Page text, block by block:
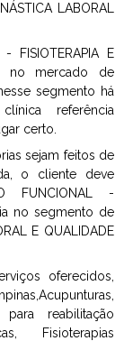
LABORAL
FISIOTERAPIA E
no mercado de
segmento há
referência
certo.
sejam feitos de
o cliente deve
FUNCIONAL -
no segmento de
E QUALIDADE
oferecidos,
para reabilitação
Fisioterapias